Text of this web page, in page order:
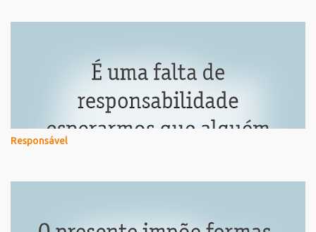
Responsável